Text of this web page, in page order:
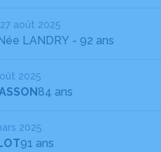
août 2025
LANDRY - 92 ans
2025
84 ans
2025
91 ans